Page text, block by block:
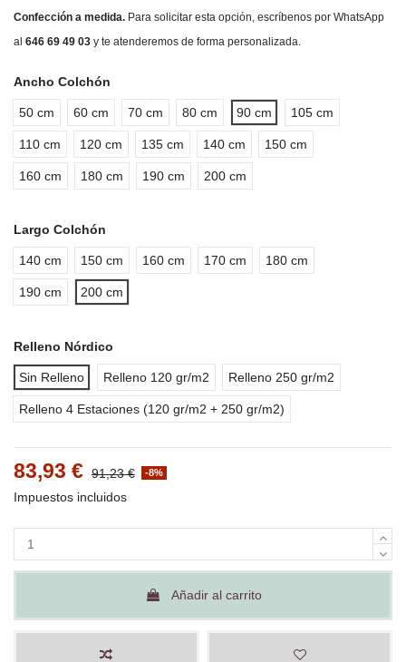
Confección a medida. Para solicitar esta opción, escríbenos por WhatsApp
al 646 69 49 03 y te atenderemos de forma personalizada.
Ancho Colchón
50 cm 60 cm 70 cm 80 cm 90 cm 105 cm
110 cm 120 cm 135 cm 140 cm 150 cm
160 cm 180 cm 190 cm 200 cm
Largo Colchón
140 cm 150 cm 160 cm 170 cm 180 cm
190 cm 200 cm
Relleno Nórdico
Sin Relleno Relleno 120 gr/m2 Relleno 250 gr/m2
Relleno 4 Estaciones (120 gr/m2 + 250 gr/m2)
83,93 € 91,23 € -8%
Impuestos incluidos
Añadir al carrito